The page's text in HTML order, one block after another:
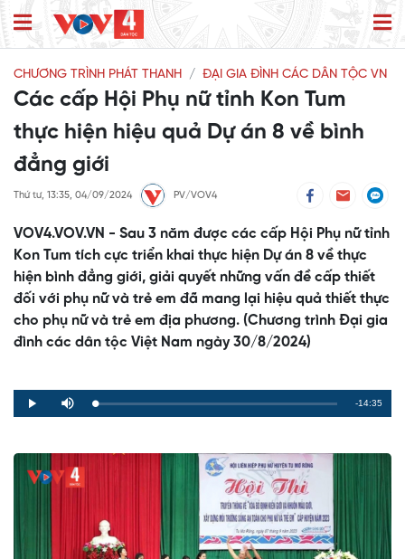
CHƯƠNG TRÌNH PHÁT THANH ĐẠI GIA ĐÌNH CÁC DÂN TỘC VN
Các cấp Hội Phụ nữ tỉnh Kon Tum
thực hiện hiệu quả Dự án 8 về bình
đẳng giới
Thứ tư, 13:35, 04/09/2024 PV/VOV4
VOV4.VOV.VN - Sau 3 năm được các cấp Hội Phụ nữ tỉnh
Kon Tum tích cực triển khai thực hiện Dự án 8 về thực
hiện bình đẳng giới, giải quyết những vấn đề cấp thiết
đối với phụ nữ và trẻ em đã mang lại hiệu quả thiết thực
cho phụ nữ và trẻ em địa phương. (Chương trình Đại gia
đình các dân tộc Việt Nam ngày 30/8/2024)
Play Mute Loaded:
0%
Progress:
0%
Remaining
-14:35